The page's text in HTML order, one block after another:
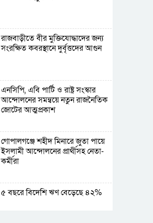
রাজবাড়ীতে বীর মুক্তিযোদ্ধাদের জন্য
সংরক্ষিত কবরস্থানে দুর্বৃত্তদের আগুন
এনসিপি, এবি পার্টি ও রাষ্ট্র সংস্কার
আন্দোলনের সমন্বয়ে নতুন রাজনৈতিক
জোটের আত্মপ্রকাশ
গোপালগঞ্জে শহীদ মিনারে জুতা পায়ে
ইসলামী আন্দোলনের প্রার্থীসহ নেতা-
কর্মীরা
৫ বছরে বিদেশি ঋণ বেড়েছে ৪২%